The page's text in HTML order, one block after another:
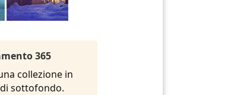
365
collezione in
sottofondo.